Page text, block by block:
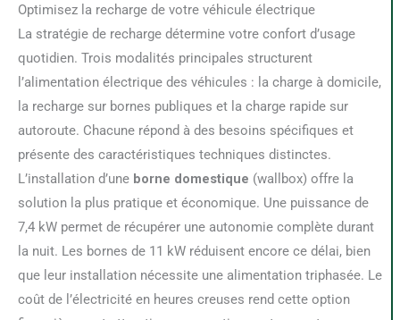
Optimisez la recharge de votre véhicule électrique
La stratégie de recharge détermine votre confort d’usage
quotidien. Trois modalités principales structurent
l’alimentation électrique des véhicules : la charge à domicile,
la recharge sur bornes publiques et la charge rapide sur
autoroute. Chacune répond à des besoins spécifiques et
présente des caractéristiques techniques distinctes.
L’installation d’une borne domestique (wallbox) offre la
solution la plus pratique et économique. Une puissance de
7,4 kW permet de récupérer une autonomie complète durant
la nuit. Les bornes de 11 kW réduisent encore ce délai, bien
que leur installation nécessite une alimentation triphasée. Le
coût de l’électricité en heures creuses rend cette option